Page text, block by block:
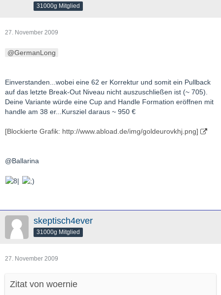
31000g Mitglied
27. November 2009
GermanLong
Einverstanden...wobei eine 62 er Korrektur und somit ein Pullback
auf das letzte Break-Out Niveau nicht auszuschließen ist (~ 705).
Deine Variante würde eine Cup and Handle Formation eröffnen mit
handle am 38 er...Kursziel daraus ~ 950 €
[Blockierte Grafik: http://www.abload.de/img/goldeurovkhj.png]
@Ballarina
skeptisch4ever
31000g Mitglied
27. November 2009
Zitat von woernie